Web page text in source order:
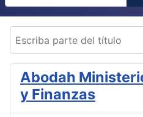
Type 2 or more characters
Escriba parte del título
Abodah
y Finanzas